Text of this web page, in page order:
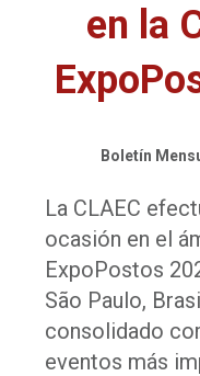
en la
Boletín
La CLAEC
ocasión en el
ExpoPostos
São Paulo,
consolidado
eventos más